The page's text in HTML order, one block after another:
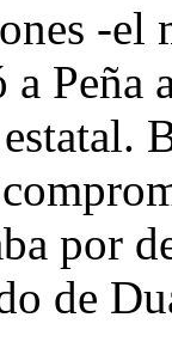
-el
Peña
por
de